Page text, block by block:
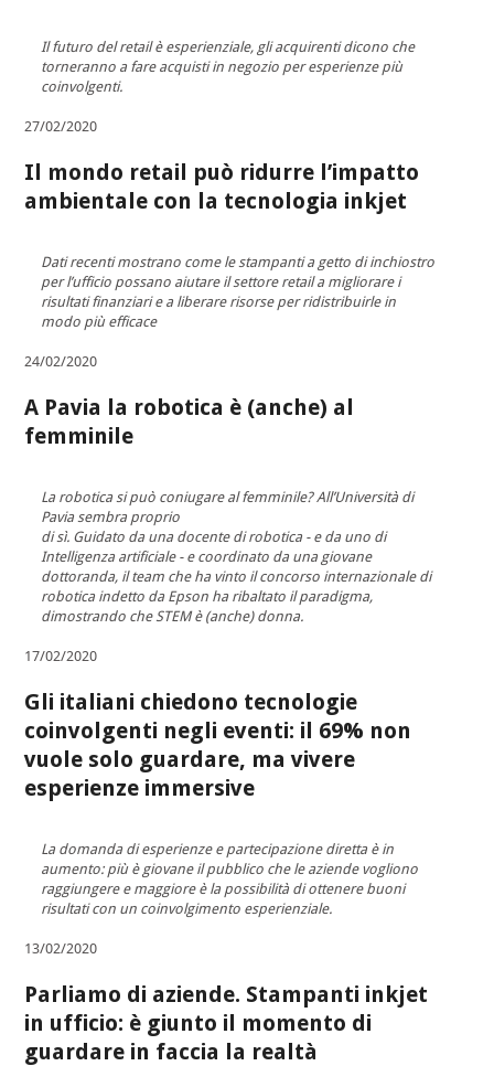
Il futuro del retail è esperienziale, gli acquirenti dicono che
torneranno a fare acquisti in negozio per esperienze più
coinvolgenti.
27/02/2020
Il mondo retail può ridurre l’impatto
ambientale con la tecnologia inkjet
Dati recenti mostrano come le stampanti a getto di inchiostro
per l’ufficio possano aiutare il settore retail a migliorare i
risultati finanziari e a liberare risorse per ridistribuirle in
modo più efficace
24/02/2020
A Pavia la robotica è (anche) al
femminile
La robotica si può coniugare al femminile? All’Università di
Pavia sembra proprio
di sì. Guidato da una docente di robotica - e da uno di
Intelligenza artificiale - e coordinato da una giovane
dottoranda, il team che ha vinto il concorso internazionale di
robotica indetto da Epson ha ribaltato il paradigma,
dimostrando che STEM è (anche) donna.
17/02/2020
Gli italiani chiedono tecnologie
coinvolgenti negli eventi: il 69% non
vuole solo guardare, ma vivere
esperienze immersive
La domanda di esperienze e partecipazione diretta è in
aumento: più è giovane il pubblico che le aziende vogliono
raggiungere e maggiore è la possibilità di ottenere buoni
risultati con un coinvolgimento esperienziale.
13/02/2020
Parliamo di aziende. Stampanti inkjet
in ufficio: è giunto il momento di
guardare in faccia la realtà